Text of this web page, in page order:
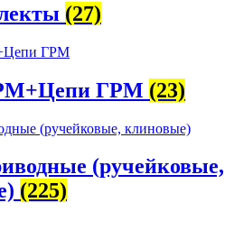
(27)
ГРМ (23)
(ручейковые,
(225)